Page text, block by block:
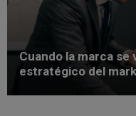
Cuando la marca
estratégico del